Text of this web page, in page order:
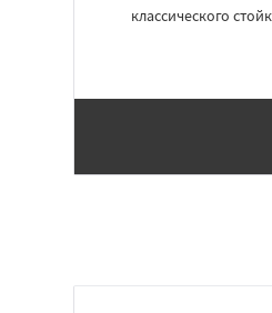
классического